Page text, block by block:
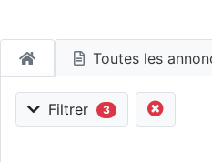
Toutes les
Filtrer 3